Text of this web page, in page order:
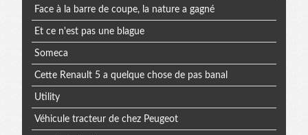
Face à la barre de coupe, la nature a gagné
Et ce n'est pas une blague
Someca
Cette Renault 5 a quelque chose de pas banal
Utility
Véhicule tracteur de chez Peugeot